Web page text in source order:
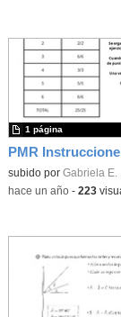
Contenido educativo.
subido por Gabriela E.
1 página
-hace un año- 223